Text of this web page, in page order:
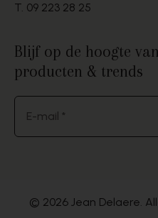
T. 09 223 28 25
Blijf op de hoogte
producten & trends
E-mail *
© 2026 Jean Delaere.